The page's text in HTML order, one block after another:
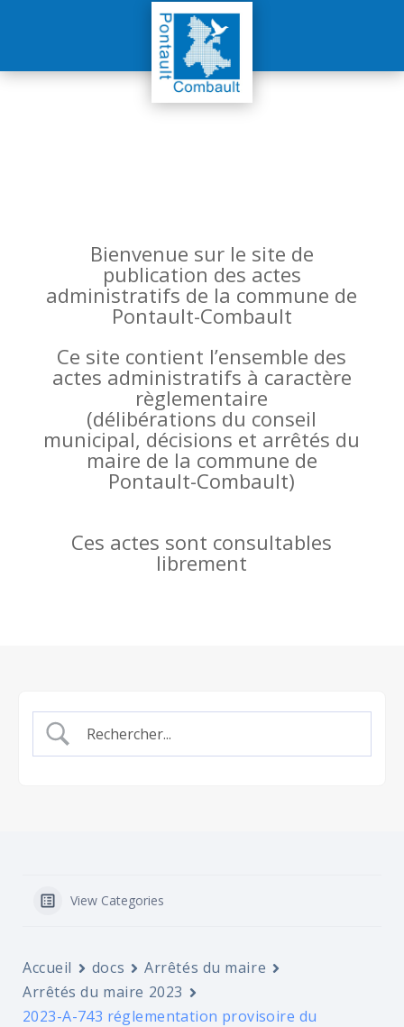
Bienvenue sur le site de
publication des actes
administratifs de la commune de
Pontault-Combault
Ce site contient l’ensemble des
actes administratifs à caractère
règlementaire
(délibérations du conseil
municipal, décisions et arrêtés du
maire de la commune de
Pontault-Combault)
Ces actes sont consultables
librement
View Categories
Accueil docs
Arrêtés du maire
Arrêtés du maire 2023
2023-A-743 réglementation provisoire du